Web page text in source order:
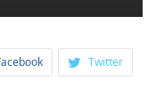
Twitter